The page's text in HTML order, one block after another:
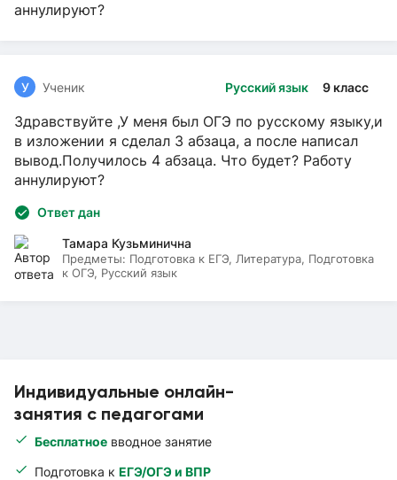
Индивидуальные онлайн-
занятия с педагогами
Бесплатное вводное занятие
Подготовка к ЕГЭ/ОГЭ и ВПР
аннулируют?
Русский язык 9 класс
У Ученик
Здравствуйте ,У меня был ОГЭ по русскому языку,и
в изложении я сделал 3 абзаца, а после написал
вывод.Получилось 4 абзаца. Что будет? Работу
аннулируют?
Ответ дан
Тамара Кузьминична
Предметы: Подготовка к ЕГЭ, Литература, Подготовка
к ОГЭ, Русский язык